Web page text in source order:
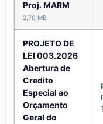
Proj. MARM
2,70 MB
PROJETO DE
LEI 003.2026
Abertura de
Credito
Especial ao
Orçamento
Geral do